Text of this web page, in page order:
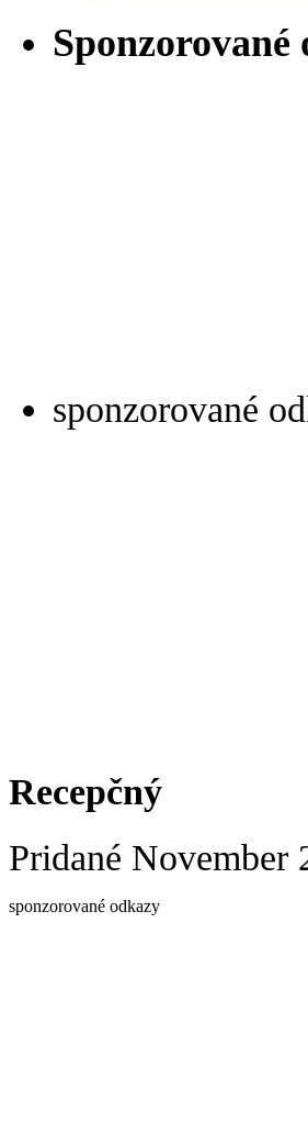
Sponzorované
sponzorované
Recepčný
Pridané November
sponzorované odkazy